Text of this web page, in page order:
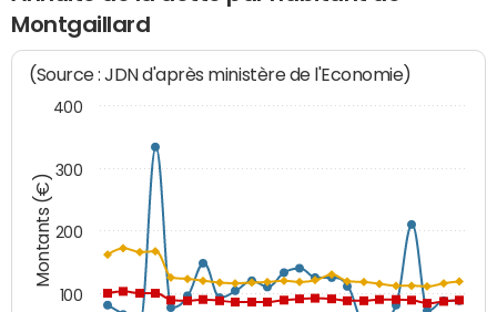
Montgaillard
Montants (€)
(Source : JDN d'après ministère de l'Economie)
100
200
300
400